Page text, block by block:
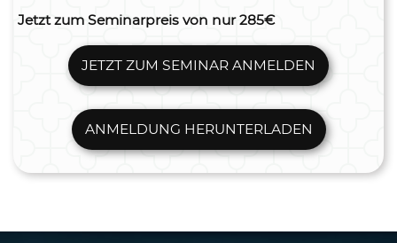
Jetzt zum Seminarpreis von nur 285€
JETZT ZUM SEMINAR ANMELDEN
ANMELDUNG HERUNTERLADEN